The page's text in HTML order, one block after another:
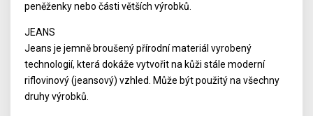
peněženky nebo části větších výrobků.
JEANS
Jeans je jemně broušený přírodní materiál vyrobený
technologií, která dokáže vytvořit na kůži stále moderní
riflovinový (jeansový) vzhled. Může být použitý na všechny
druhy výrobků.